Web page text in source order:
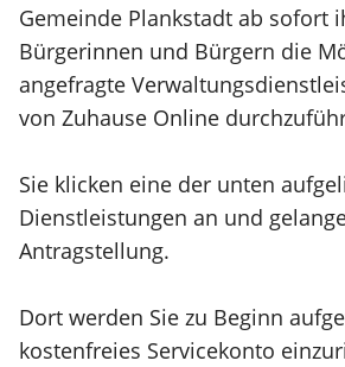
Gemeinde Plankstadt ab sofort
Bürgerinnen und Bürgern die
angefragte
von Zuhause Online
Sie klicken eine der unten
Dienstleistungen an und
Antragstellung.
Dort werden Sie zu Beginn
kostenfreies Servicekonto